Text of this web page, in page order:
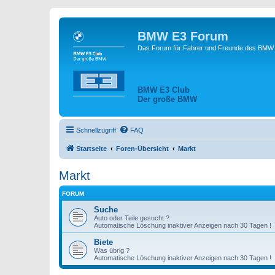
BMW E3 Forum
Das Forum für Fahrer und Freunde des
BMW E3 Club
Der große BMW
Schnellzugriff FAQ
Startseite Foren-Übersicht Markt
Markt
FORUM
Suche
Auto oder Teile gesucht ?
Automatische Löschung inaktiver Anzeigen nach 30 Tagen !
Biete
Was übrig ?
Automatische Löschung inaktiver Anzeigen nach 30 Tagen !